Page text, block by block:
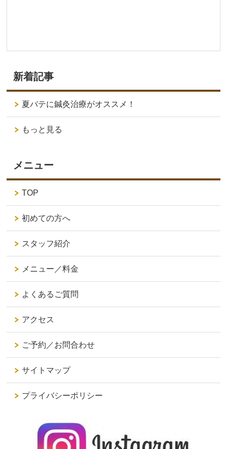
新着記事
夏バテに鍼灸治療がオススメ！
もっと見る
メニュー
TOP
初めての方へ
スタッフ紹介
メニュー／料金
よくあるご質問
アクセス
ご予約／お問合わせ
サイトマップ
プライバシーポリシー